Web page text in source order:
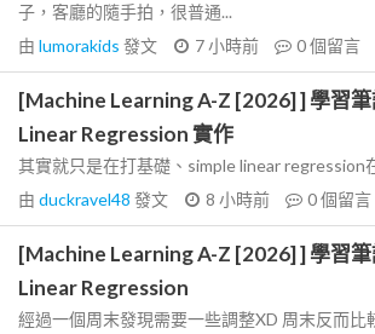
子，客廳的隨手拍，很普通...
由 lumorakids 發文 7 小時前 0個留言
[Machine Learning A-Z [2026] ] 學習
Linear Regression 實作
其實就只是在打基礎、simple linear regression
由 duckravel48 發文 8 小時前 0個留言
[Machine Learning A-Z [2026] ] 學習筆
Linear Regression
經過一個周末發現需要一些調整XD 周末反而比